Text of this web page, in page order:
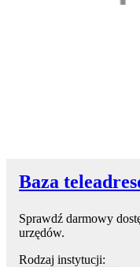
Baza
Sprawdź darmowy
urzędów.
Rodzaj instytucji: